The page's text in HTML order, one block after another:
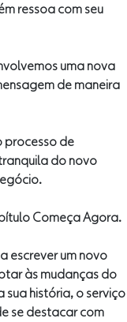
ressoa com seu
uma nova
de maneira
processo de
do novo
Começa Agora.
escrever um novo
às mudanças do
história, o serviço
se destacar com